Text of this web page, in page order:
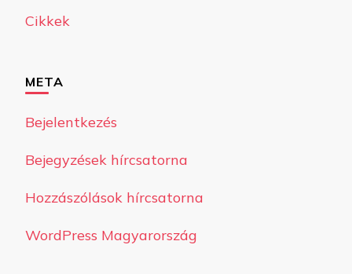
Cikkek
META
Bejelentkezés
Bejegyzések hírcsatorna
Hozzászólások hírcsatorna
WordPress Magyarország